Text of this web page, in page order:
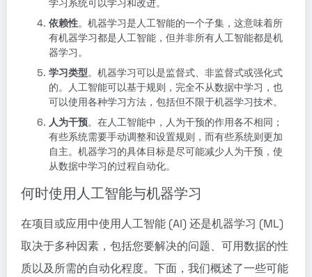
学习系统可以学习和改进。
依赖性。机器学习是人工智能的一个子集，这意味着所
有机器学习都是人工智能，但并非所有人工智能都是机
器学习。
学习类型。机器学习可以是监督式、非监督式或强化式
的。人工智能可以基于规则，完全不从数据中学习，也
可以使用各种学习方法，包括但不限于机器学习技术。
人为干预。在人工智能中，人为干预的作用各不相同；
有些系统需要手动调整和设置规则，而有些系统则更加
自主。机器学习的具体目标是尽可能减少人为干预，使
从数据中学习的过程自动化。
何时使用人工智能与机器学习
在项目或应用中使用人工智能 (AI) 还是机器学习 (ML)
取决于多种因素，包括您要解决的问题、可用数据的性
质以及所需的自动化程度。下面，我们概述了一些可能